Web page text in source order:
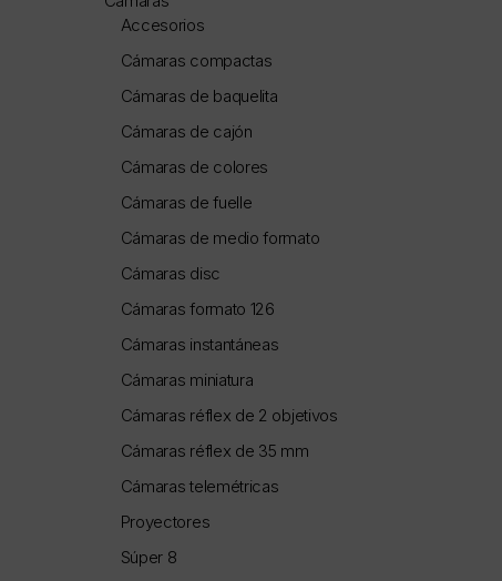
Accesorios
Cámaras compactas
Cámaras de baquelita
Cámaras de cajón
Cámaras de colores
Cámaras de fuelle
Cámaras de medio formato
Cámaras disc
Cámaras formato 126
Cámaras instantáneas
Cámaras miniatura
Cámaras réflex de 2 objetivos
Cámaras réflex de 35 mm
Cámaras telemétricas
Proyectores
Súper 8